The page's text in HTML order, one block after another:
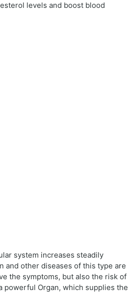
levels and boost blood
system increases steadily
and other diseases of this type are
the symptoms, but also the risk of
powerful Organ, which supplies the